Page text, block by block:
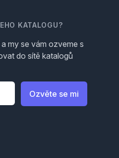
KATALOGU?
my se vám ozveme s
do sítě katalogů
Ozvěte se mi